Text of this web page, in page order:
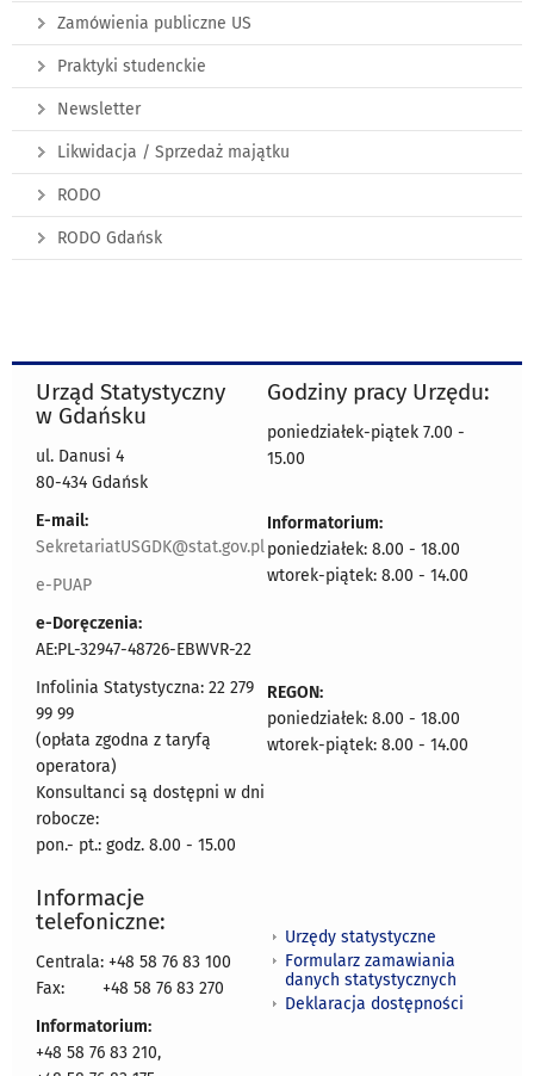
Zamówienia publiczne US
Praktyki studenckie
Newsletter
Likwidacja / Sprzedaż majątku
RODO
RODO Gdańsk
Urząd Statystyczny
w Gdańsku
ul. Danusi 4
80-434 Gdańsk
E-mail:
SekretariatUSGDK@stat.gov.pl
e-PUAP
e-Doręczenia:
AE:PL-32947-48726-EBWVR-22
Infolinia Statystyczna: 22 279
99 99
(opłata zgodna z taryfą
operatora)
Konsultanci są dostępni w dni
robocze:
pon.- pt.: godz. 8.00 - 15.00
Godziny pracy Urzędu:
poniedziałek-piątek 7.00 -
15.00
Informatorium:
poniedziałek: 8.00 - 18.00
wtorek-piątek: 8.00 - 14.00
REGON:
poniedziałek: 8.00 - 18.00
wtorek-piątek: 8.00 - 14.00
Informacje
telefoniczne:
Centrala: +48 58 76 83 100
Fax:
+48 58 76 83 270
Informatorium:
+48 58 76 83 210,
Urzędy statystyczne
Formularz zamawiania
danych statystycznych
Deklaracja dostępności